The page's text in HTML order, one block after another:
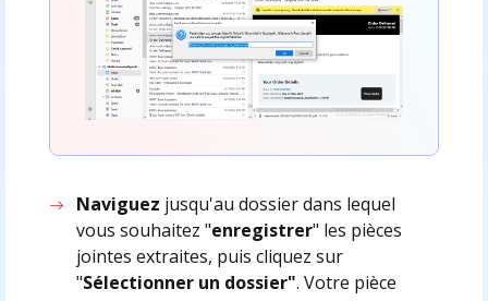
Naviguez jusqu'au dossier dans lequel
vous souhaitez "enregistrer" les pièces
jointes extraites, puis cliquez sur
"Sélectionner un dossier". Votre pièce